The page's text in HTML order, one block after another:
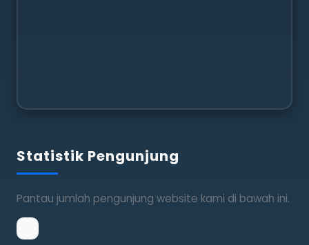
Statistik Pengunjung
Pantau jumlah pengunjung website kami di bawah ini.